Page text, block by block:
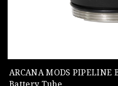
ARCANA MODS PIPELINE